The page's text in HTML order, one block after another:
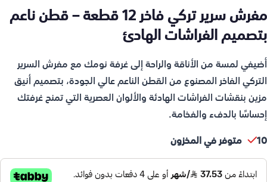
مفرش سرير تركي فاخر 12 قطعة – قطن ناعم
بتصميم الفراشات الهادئ
أضيفي لمسة من الأناقة والراحة إلى غرفة نومك مع مفرش السرير
التركي الفاخر المصنوع من القطن الناعم عالي الجودة، بتصميم أنيق
مزين بنقشات الفراشات الهادئة والألوان العصرية التي تمنح غرفتك
إحساسًا بالدفء والفخامة.
10 متوفر في المخزون